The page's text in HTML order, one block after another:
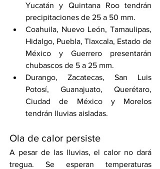
Yucatán y Quintana Roo tendrán
precipitaciones de 25 a 50 mm.
Coahuila, Nuevo León, Tamaulipas,
Hidalgo, Puebla, Tlaxcala, Estado de
México y Guerrero presentarán
chubascos de 5 a 25 mm.
Durango, Zacatecas, San Luis
Potosí, Guanajuato, Querétaro,
Ciudad de México y Morelos
tendrán lluvias aisladas.
Ola de calor persiste
A pesar de las lluvias, el calor no dará
tregua. Se esperan temperaturas